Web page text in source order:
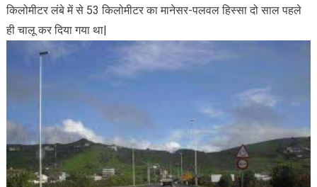
किलोमीटर लंबे में से 53 किलोमीटर का मानेसर-पलवल हिस्सा दो साल पहले
ही चालू कर दिया गया था|